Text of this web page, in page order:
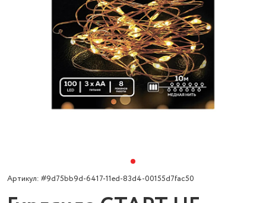
Артикул: #9d75bb9d-6417-11ed-83d4-00155d7fac50